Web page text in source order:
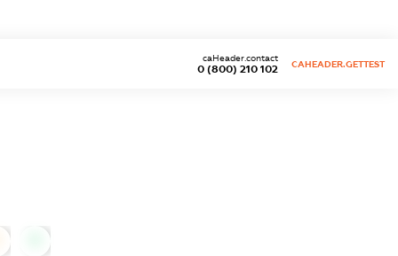
0 (800) 210 102
caHeader.contact
CAHEADER.GETTEST